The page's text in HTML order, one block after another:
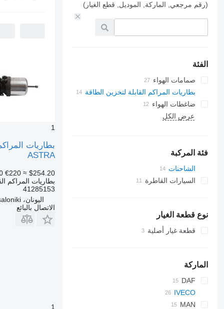
(رقم مرجعي, الماركة, الموديل, قطع الغيار)
الفئة
صمامات الهواء
بطاريات المراكم القابلة لتخزين الطاقة
ضاغطات الهواء
عرض الكل
فئة المركبة
الشاحنات
السيارات القاطرة
نوع قطعة الغيار
قطعة غيار أصلية
الماركة
DAF
CF
LF
IVECO
EuroCargoMAN
1
ASTRA
€220 ≈ $254.20
بطاريات المراكم
41285153
اليونان، Thessaloniki
الاتصال بالبائع
1